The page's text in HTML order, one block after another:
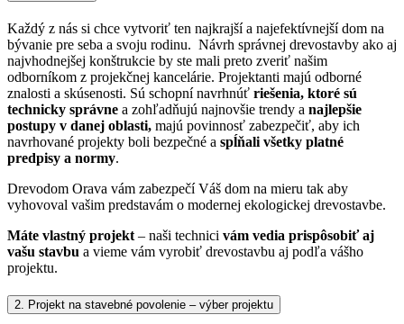
Každý z nás si chce vytvoriť ten najkrajší a najefektívnejší dom na
bývanie pre seba a svoju rodinu. Návrh správnej drevostavby ako aj
najvhodnejšej konštrukcie by ste mali preto zveriť našim
odborníkom z projekčnej kancelárie. Projektanti majú odborné
znalosti a skúsenosti. Sú schopní navrhnúť riešenia, ktoré sú
technicky správne a zohľadňujú najnovšie trendy a najlepšie
postupy v danej oblasti, majú povinnosť zabezpečiť, aby ich
navrhované projekty boli bezpečné a spĺňali všetky platné
predpisy a normy.
Drevodom Orava vám zabezpečí Váš dom na mieru tak aby
vyhovoval vašim predstavám o modernej ekologickej drevostavbe.
Máte vlastný projekt – naši technici vám vedia prispôsobiť aj
vašu stavbu a vieme vám vyrobiť drevostavbu aj podľa vášho
projektu.
2. Projekt na stavebné povolenie – výber projektu